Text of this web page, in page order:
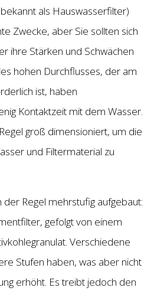
als Hauswasserfilter)
Zwecke, aber Sie sollten sich
ihre Stärken und Schwächen
hohen Durchflusses, der am
ist, haben
Kontaktzeit mit dem Wasser.
groß dimensioniert, um die
und Filtermaterial zu
Regel mehrstufig aufgebaut:
gefolgt von einem
Verschiedene
Stufen haben, was aber nicht
erhöht. Es treibt jedoch den